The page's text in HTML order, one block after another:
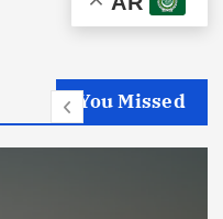
You Missed